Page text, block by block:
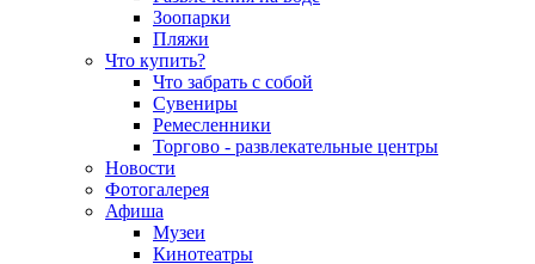
Зоопарки
Пляжи
Что купить?
Что забрать с собой
Сувениры
Ремесленники
Торгово - развлекательные центры
Новости
Фотогалерея
Афиша
Музеи
Кинотеатры